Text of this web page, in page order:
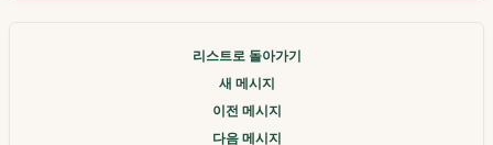
리스트로 돌아가기
새 메시지
이전 메시지
다음 메시지